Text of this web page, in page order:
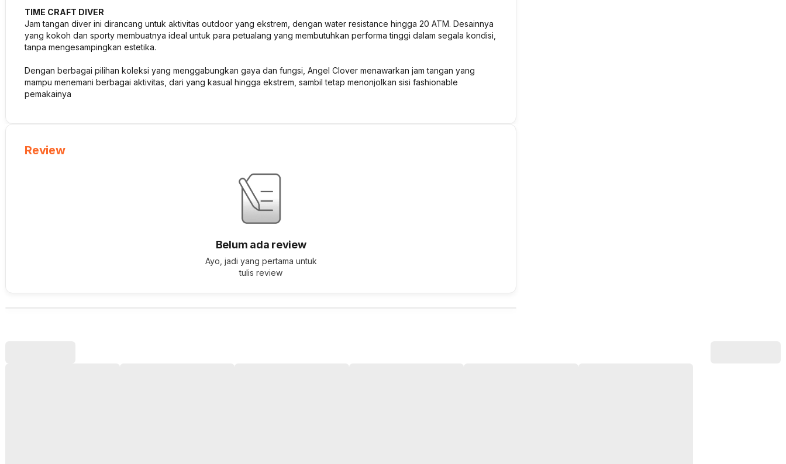
TIME CRAFT DIVER
Jam tangan diver ini dirancang untuk aktivitas outdoor yang ekstrem, dengan water resistance hingga 20 ATM. Desainnya
yang kokoh dan sporty membuatnya ideal untuk para petualang yang membutuhkan performa tinggi dalam segala kondisi,
tanpa mengesampingkan estetika.
Dengan berbagai pilihan koleksi yang menggabungkan gaya dan fungsi, Angel Clover menawarkan jam tangan yang
mampu menemani berbagai aktivitas, dari yang kasual hingga ekstrem, sambil tetap menonjolkan sisi fashionable
pemakainya
Review
Belum ada review
Ayo, jadi yang pertama untuk
tulis review